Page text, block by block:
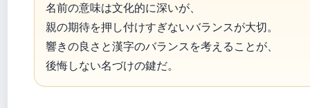
名前の意味は文化的に深いが、
親の期待を押し付けすぎないバランスが大切。
響きの良さと漢字のバランスを考えることが、
後悔しない名づけの鍵だ。